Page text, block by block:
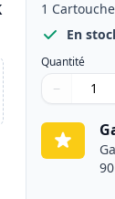
1
En
Quantité
Quantité
Utilisez les
−
Quantité